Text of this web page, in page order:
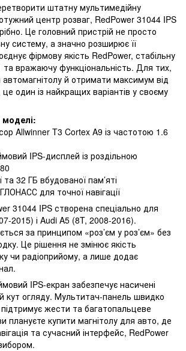
штатну мультимедійну
центр розваг, RedPower 31044 IPS
Це головний пристрій не просто
систему, а значно розширює її
фірмову якість RedPower, стабільну
та вражаючу функціональність. Для тих,
автомагнітолу й отримати максимум від
один із найкращих варіантів у своєму
моделі:
Allwinner T3 Cortex A9 із частотою 1.6
IPS-дисплей із роздільною
32 ГБ вбудованої пам’яті
для точної навігації
31044 IPS створена спеціально для
2015) і Audi A5 (8T, 2008-2016).
за принципом «роз’єм у роз’єм» без
Це рішення не змінює якість
чи радіоприйому, а лише додає
IPS-екран забезпечує насичені
кут огляду. Мультитач-панель швидко
жести та багатопальцеве
плануєте купити магнітолу для авто, де
та сучасний інтерфейс, RedPower